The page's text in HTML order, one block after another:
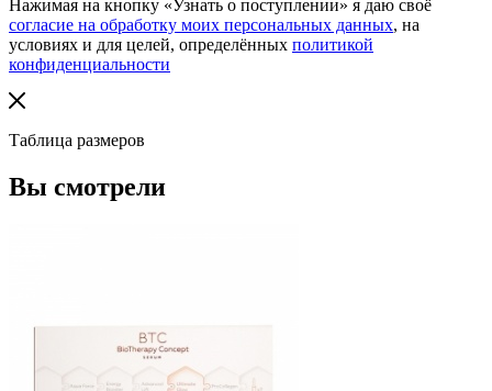
Нажимая на кнопку «Узнать о поступлении» я даю своё
согласие на обработку моих персональных данных, на
условиях и для целей, определённых политикой
конфиденциальности
Таблица размеров
Вы смотрели